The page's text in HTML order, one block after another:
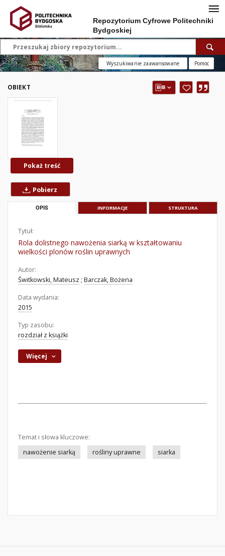
Repozytorium Cyfrowe Politechniki
Bydgoskiej
Wyszukiwanie zaawansowane Pomoc
OBIEKT
Pokaż treść
Pobierz
OPIS INFORMACJE STRUKTURA
Tytuł:
Rola dolistnego nawożenia siarką w kształtowaniu
wielkości plonów roślin uprawnych
Autor:
Świtkowski, Mateusz ; Barczak, Bożena
Data wydania:
2015
Typ zasobu:
rozdział z książki
Więcej
Temat i słowa kluczowe:
nawożenie siarką
rośliny uprawne siarka